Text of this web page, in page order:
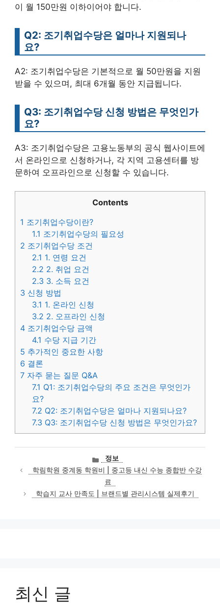
이 월 150만원 이하이어야 합니다.
Q2: 조기취업수당은 얼마나 지원되나
요?
A2: 조기취업수당은 기본적으로 월 50만원을 지원
받을 수 있으며, 최대 6개월 동안 지급됩니다.
Q3: 조기취업수당 신청 방법은 무엇인가
요?
A3: 조기취업수당은 고용노동부의 공식 웹사이트에
서 온라인으로 신청하거나, 각 지역 고용센터를 방
문하여 오프라인으로 신청할 수 있습니다.
Contents
1 조기취업수당이란?
1.1 조기취업수당의 필요성
2 조기취업수당 조건
2.1 1. 연령 요건
2.2 2. 취업 요건
2.3 3. 소득 요건
3 신청 방법
3.1 1. 온라인 신청
3.2 2. 오프라인 신청
4 조기취업수당 금액
4.1 수당 지급 기간
5 추가적인 중요한 사항
6 결론
7 자주 묻는 질문 Q&A
7.1 Q1: 조기취업수당의 주요 조건은 무엇인가
요?
7.2 Q2: 조기취업수당은 얼마나 지원되나요?
7.3 Q3: 조기취업수당 신청 방법은 무엇인가요?
카
테
고
리
정보
학림학원 중계동 학원비 | 중고등 내신 수능 종합반 수강
료
학습지 교사 만족도 | 브랜드별 관리시스템 실제후기
최신 글